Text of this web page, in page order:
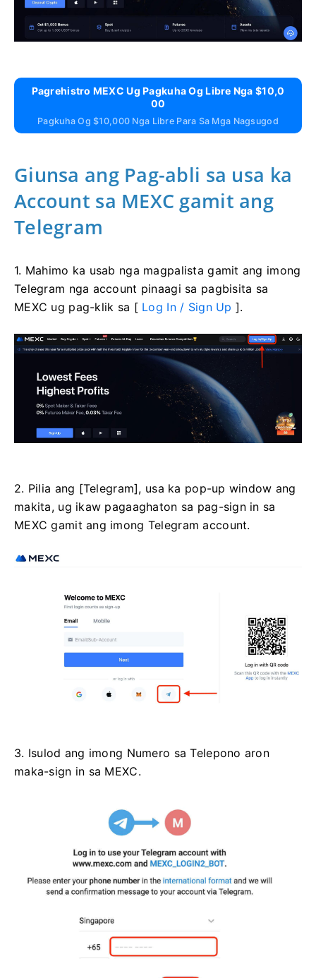
Pagrehistro MEXC Ug Pagkuha Og Libre Nga $10,0
00
Pagkuha Og $10,000 Nga Libre Para Sa Mga Nagsugod
Giunsa ang Pag-abli sa usa ka
Account sa MEXC gamit ang
Telegram
1. Mahimo ka usab nga magpalista gamit ang imong
Telegram nga account pinaagi sa pagbisita sa
MEXC ug pag-klik sa [ Log In / Sign Up ].
2. Pilia ang [Telegram], usa ka pop-up window ang
makita, ug ikaw pagaaghaton sa pag-sign in sa
MEXC gamit ang imong Telegram account.
3. Isulod ang imong Numero sa Telepono aron
maka-sign in sa MEXC.